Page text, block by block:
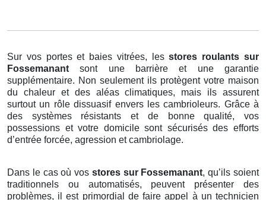
Sur vos portes et baies vitrées, lesstores roulants sur
Fossemanantsont une barrière et une garantie
supplémentaire. Non seulement ils protègent votre maison
du chaleur et des aléas climatiques, mais ils assurent
surtout un rôle dissuasif envers les cambrioleurs. Grâce à
des systèmes résistants et de bonne qualité, vos
possessions et votre domicile sont sécurisés des efforts
d’entrée forcée, agression et cambriolage.
Dans le cas où vos stores sur Fossemanant, qu’ils soient
traditionnels ou automatisés, peuvent présenter des
problèmes, il est primordial de faire appel à un technicien